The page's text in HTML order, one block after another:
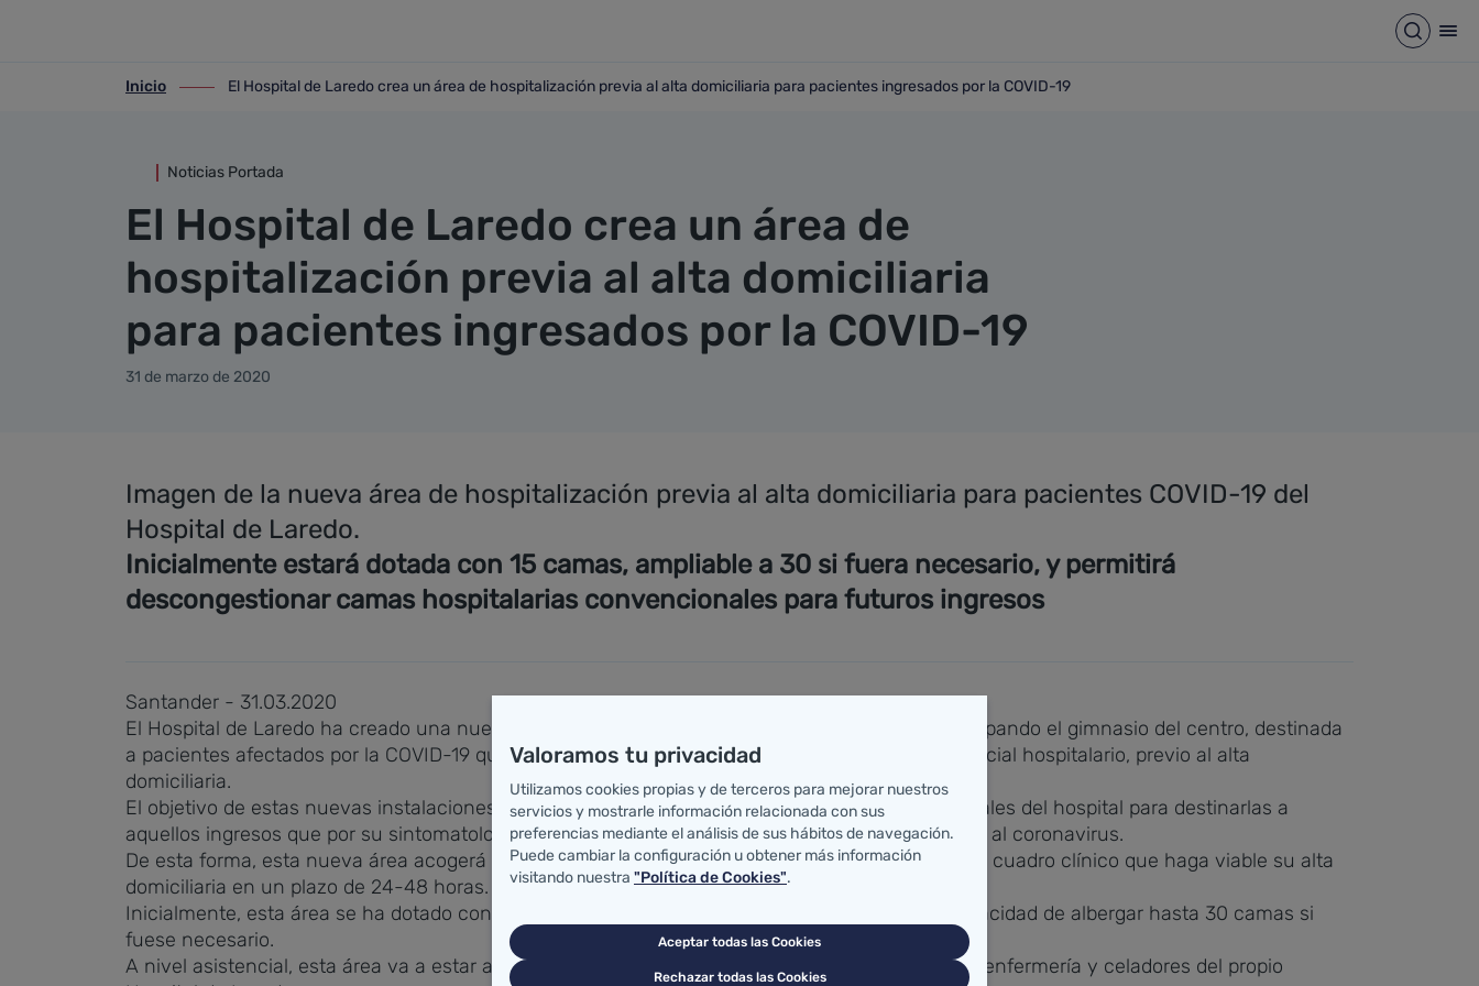
Abrir
ir-a inicio
Inicio
ir-a El Hospital de Laredo crea un área de hospitalización previa al alta domiciliaria para pacientes ingresados por la COVID-19
El Hospital de Laredo crea un área de hospitalización previa al alta domiciliaria para pacientes ingresados por la COVID-19
Noticias Portada
El Hospital de Laredo crea un área de
hospitalización previa al alta domiciliaria
para pacientes ingresados por la COVID-19
31 de marzo de 2020
Imagen de la nueva área de hospitalización previa al alta domiciliaria para pacientes COVID-19 del
Hospital de Laredo.
Inicialmente estará dotada con 15 camas, ampliable a 30 si fuera necesario, y permitirá
descongestionar camas hospitalarias convencionales para futuros ingresos
Santander - 31.03.2020
El Hospital de Laredo ha creado una nueva área de hospitalización en el espacio que venía ocupando el gimnasio del centro, destinada
a pacientes afectados por la COVID-19 que se encuentran en la fase final de su proceso asistencial hospitalario, previo al alta
domiciliaria.
El objetivo de estas nuevas instalaciones se centra en descongestionar las camas convencionales del hospital para destinarlas a
aquellos ingresos que por su sintomatología requieran una mayor intensidad de atención frente al coronavirus.
De esta forma, esta nueva área acogerá a pacientes en fase de recuperación que presenten un cuadro clínico que haga viable su alta
domiciliaria en un plazo de 24-48 horas.
Inicialmente, esta área se ha dotado con 15 camas distribuidas en tres salas, aunque tiene capacidad de albergar hasta 30 camas si
fuese necesario.
A nivel asistencial, esta área va a estar atendida por personal médico, enfermería, auxiliares de enfermería y celadores del propio
Valoramos tu privacidad
Utilizamos cookies propias y de terceros para mejorar nuestros
servicios y mostrarle información relacionada con sus
preferencias mediante el análisis de sus hábitos de navegación.
Puede cambiar la configuración u obtener más información
visitando nuestra "Política de Cookies".
Aceptar todas las Cookies
Rechazar todas las Cookies